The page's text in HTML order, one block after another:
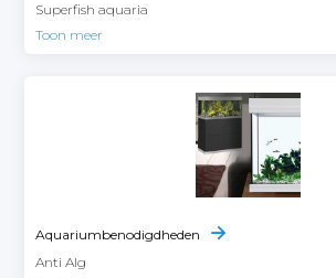
Superfish aquaria
Toon meer
Aquariumbenodigdheden
Anti Alg